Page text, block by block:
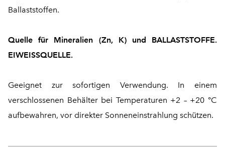
Ballaststoffen.
Quelle für Mineralien (Zn, K) und BALLASTSTOFFE.
EIWEISSQUELLE.
Geeignet zur sofortigen Verwendung. In einem
verschlossenen Behälter bei Temperaturen +2 – +20 °C
aufbewahren, vor direkter Sonneneinstrahlung schützen.